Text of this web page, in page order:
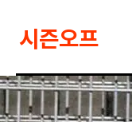
시즌오프